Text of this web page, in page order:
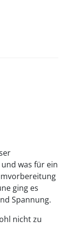
was für ein
ging es
Spannung.
nicht zu